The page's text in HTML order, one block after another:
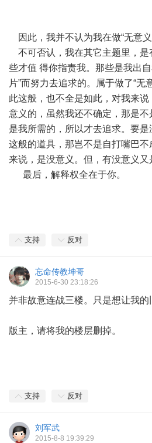
因此，我并不认为我在做“无意义
不可否认，我在其它主题里，是
些才值 得你指责我。那些是我出
片”而努力去追求的。属于做了“无
此这般，也不全是如此，对我来
意义的，虽然我还不确定，那是
是我所需的，所以才去追求。要
这般的道具，那岂不是自打嘴巴不
来说，是没意义。但，有没意义又
最后，解释权全在于你。
支持 反对
忘命传教坤哥
2015-6-30 23:18:26
并非故意连战三楼。只是想让我的
版主，请将我的楼层删掉。
支持 反对
刘军武
2015-8-8 19:39:29